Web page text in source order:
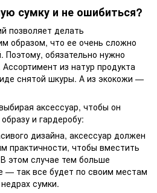
сумку и не ошибиться?
позволяет делать
образом, что ее очень сложно
Поэтому, обязательно нужно
из натур продукта
снятой шкуры. А из экокожи —
аксессуар, чтобы он
и гардеробу:
дизайна, аксессуар должен
практичности, чтобы вместить
этом случае тем больше
— так все будет по своим местам
сумки.